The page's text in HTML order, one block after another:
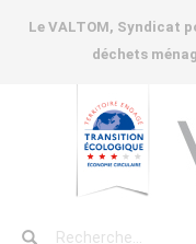
Le VALTOM, Syndicat
déchets